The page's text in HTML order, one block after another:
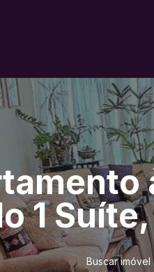
1
Buscar imóvel